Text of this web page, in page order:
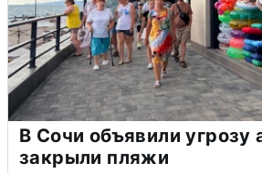
В Сочи объявили угрозу
закрыли пляжи